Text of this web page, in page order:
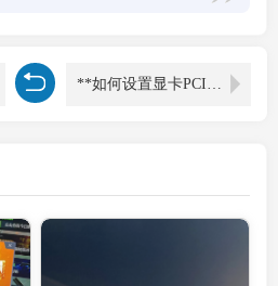
**如何设置显卡PCIe 3.0/4.0模式？——华硕主板设置指南**